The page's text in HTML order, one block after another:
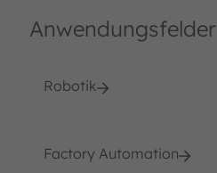
Anwendungsfelder
Robotik
Factory Automation